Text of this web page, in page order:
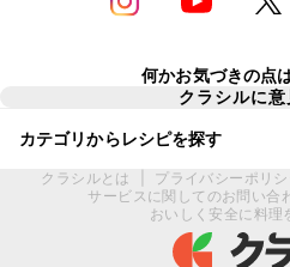
何かお気づきの点
クラシルに意
カテゴリからレシピを探す
クラシルとは プライバシーポリ
サービスに関してのお問い合
おいしく安全に料理